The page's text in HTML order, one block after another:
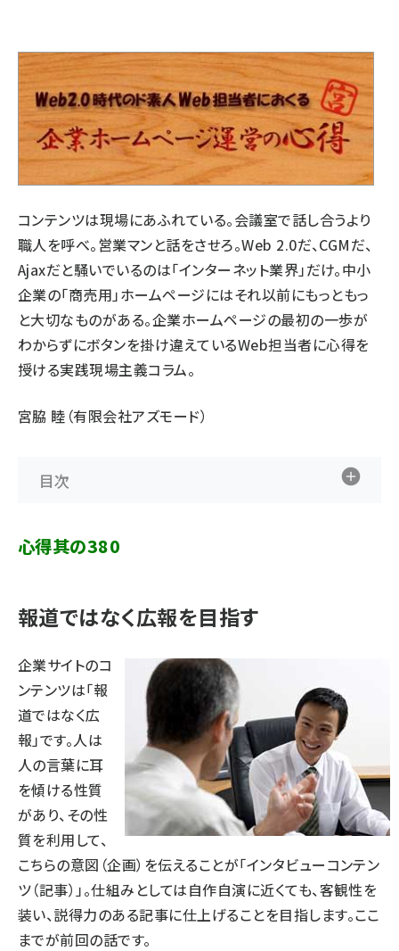
コンテンツは現場にあふれている。会議室で話し合うより
職人を呼べ。営業マンと話をさせろ。Web 2.0だ、CGMだ、
Ajaxだと騒いでいるのは「インターネット業界」だけ。中小
企業の「商売用」ホームページにはそれ以前にもっともっ
と大切なものがある。企業ホームページの最初の一歩が
わからずにボタンを掛け違えているWeb担当者に心得を
授ける実践現場主義コラム。
宮脇 睦（有限会社アズモード）
目次
心得其の380
報道ではなく広報を目指す
企業サイトのコ
ンテンツは「報
道ではなく広
報」です。人は
人の言葉に耳
を傾ける性質
があり、その性
質を利用して、
こちらの意図（企画）を伝えることが「インタビューコンテン
ツ（記事）」。仕組みとしては自作自演に近くても、客観性を
装い、説得力のある記事に仕上げることを目指します。ここ
までが前回の話です。